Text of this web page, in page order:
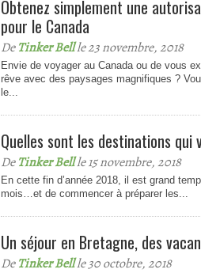
Obtenez simplement une
pour le Canada
DeTinker Bellle 23 novembre, 2018
Envie de voyager au Canada ou de vous
rêve avec des paysages magnifiques ?
le...
Quelles sont les destinations
DeTinker Bellle 15 novembre, 2018
En cette fin d’année 2018, il est grand
mois…et de commencer à préparer les...
Un séjour en Bretagne, des
DeTinker Bellle 30 octobre, 2018